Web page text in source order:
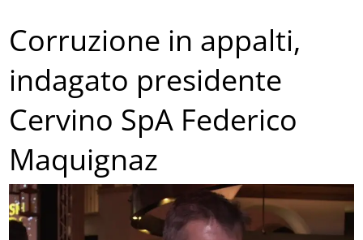
Corruzione in appalti,
indagato presidente
Cervino SpA Federico
Maquignaz